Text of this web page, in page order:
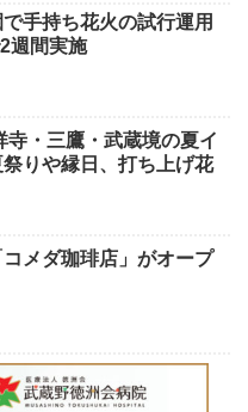
で手持ち花火の試行運用
週間実施
寺・三鷹・武蔵境の夏イ
りや縁日、打ち上げ花
メダ珈琲店」がオープ